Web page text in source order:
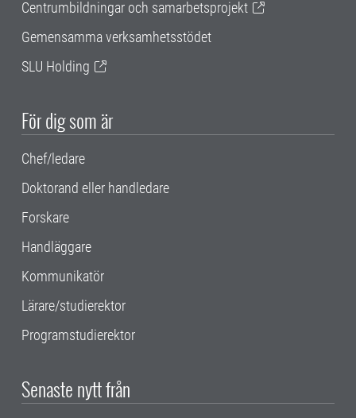
Centrumbildningar och samarbetsprojekt
Gemensamma verksamhetsstödet
SLU Holding
För dig som är
Chef/ledare
Doktorand eller handledare
Forskare
Handläggare
Kommunikatör
Lärare/studierektor
Programstudierektor
Senaste nytt från